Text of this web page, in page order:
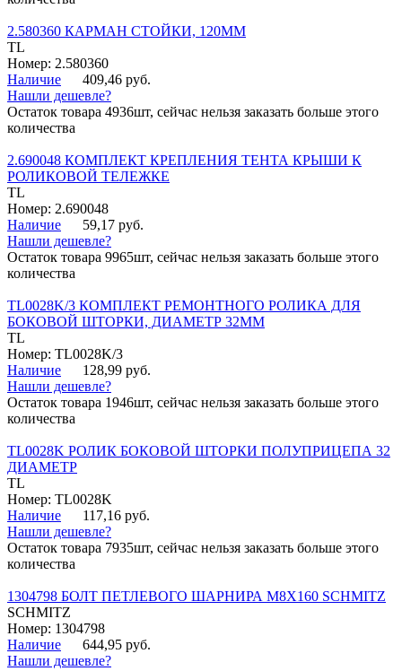
2.580360 КАРМАН СТОЙКИ, 120ММ
TL
Номер: 2.580360
Наличие
409,46 руб.
Нашли дешевле?
Остаток товара 4936шт, сейчас нельзя заказать больше этого
количества
2.690048 КОМПЛЕКТ КРЕПЛЕНИЯ ТЕНТА КРЫШИ К
РОЛИКОВОЙ ТЕЛЕЖКЕ
TL
Номер: 2.690048
Наличие
59,17 руб.
Нашли дешевле?
Остаток товара 9965шт, сейчас нельзя заказать больше этого
количества
TL0028K/3 КОМПЛЕКТ РЕМОНТНОГО РОЛИКА ДЛЯ
БОКОВОЙ ШТОРКИ, ДИАМЕТР 32ММ
TL
Номер: TL0028K/3
Наличие
128,99 руб.
Нашли дешевле?
Остаток товара 1946шт, сейчас нельзя заказать больше этого
количества
TL0028K РОЛИК БОКОВОЙ ШТОРКИ ПОЛУПРИЦЕПА 32
ДИАМЕТР
TL
Номер: TL0028K
Наличие
117,16 руб.
Нашли дешевле?
Остаток товара 7935шт, сейчас нельзя заказать больше этого
количества
1304798 БОЛТ ПЕТЛЕВОГО ШАРНИРА М8Х160 SCHMITZ
SCHMITZ
Номер: 1304798
Наличие
644,95 руб.
Нашли дешевле?